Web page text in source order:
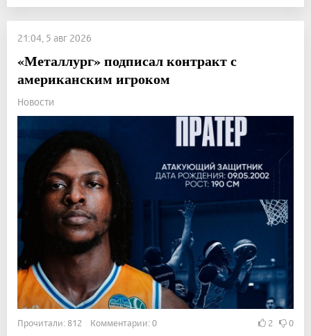
21:04, 5 авг 2026
«Металлург» подписал контракт с
американским игроком
Новости
Прочитали: 812 Комментарии: 0 2 0